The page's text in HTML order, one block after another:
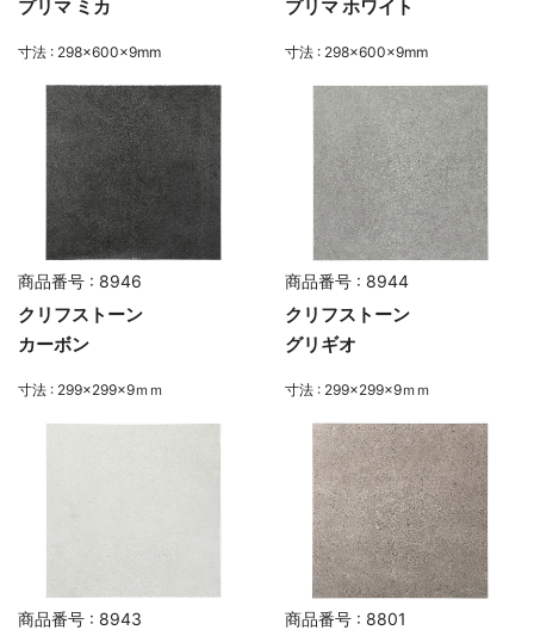
プリマ ミカ
寸法 : 298×600×9mm
プリマ ホワイト
寸法 : 298×600×9mm
商品番号 : 8946
クリフストーン
カーボン
寸法 : 299×299×9ｍｍ
商品番号 : 8944
クリフストーン
グリギオ
寸法 : 299×299×9ｍｍ
商品番号 : 8943 商品番号 : 8801